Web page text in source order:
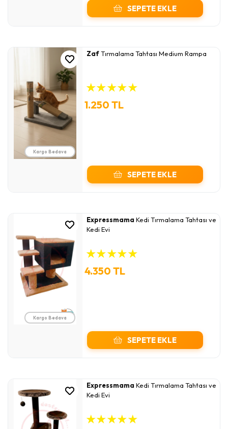
SEPETE EKLE
Kargo Bedava
ZafTırmalama Tahtası Medium Rampa
★★★★★
1.250 TL
SEPETE EKLE
Kargo Bedava
Expressmama Kedi Tırmalama Tahtası ve
Kedi Evi
★★★★★
4.350 TL
SEPETE EKLE
Expressmama Kedi Tırmalama Tahtası ve
Kedi Evi
★★★★★